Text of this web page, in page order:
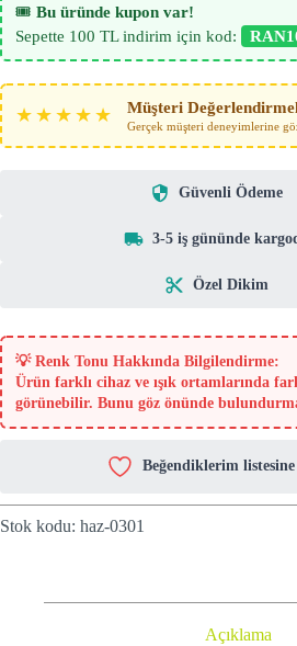
🎟️ Bu üründe kupon var!
Sepette 100 TL indirim için kod:
★★★★★ Müşteri
Gerçek müşteri deneyimlerine
Güvenli Ödeme
3-5 iş gününde
Özel Dikim
💡 Renk Tonu Hakkında Bilgilendirme:
Ürün farklı cihaz ve ışık ortamlarında
görünebilir. Bunu göz önünde
Beğendiklerim
Stok kodu: haz-0301
Açıklama